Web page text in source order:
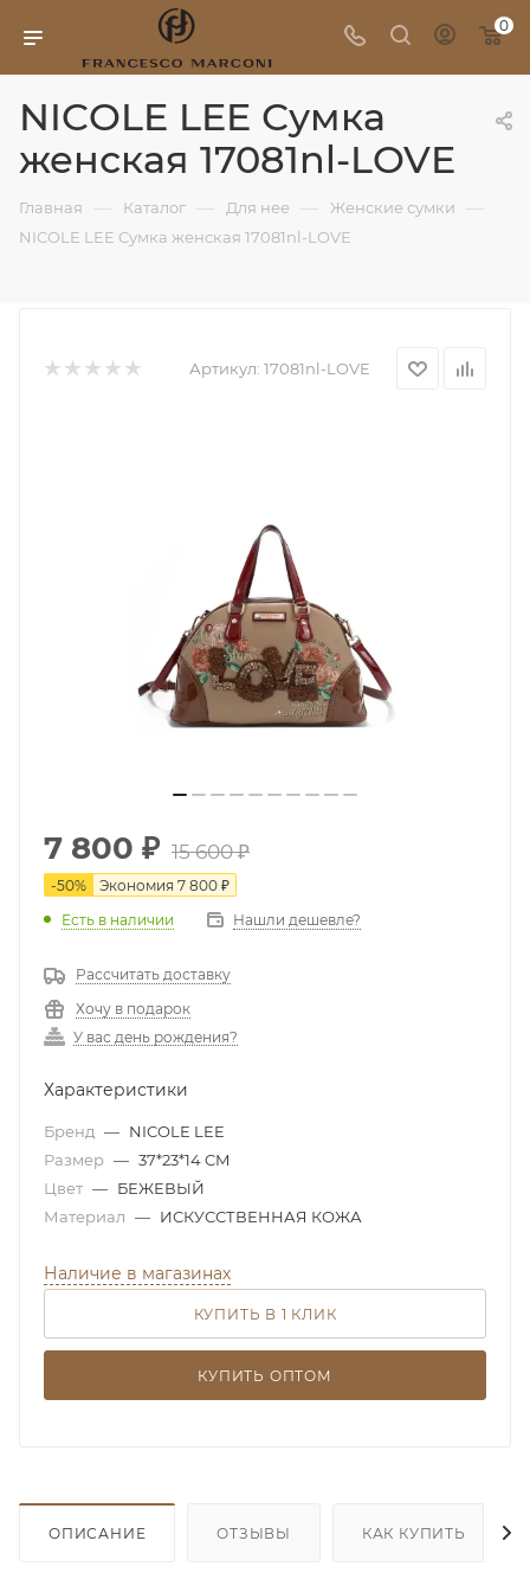
0
NICOLE LEE Сумка
женская 17081nl-LOVE
Главная — Каталог — Для нее — Женские сумки —
NICOLE LEE Сумка женская 17081nl-LOVE
Артикул: 17081nl-LOVE
7 800 ₽ 15 600₽
-50% Экономия 7 800 ₽
Есть в наличии
Нашли дешевле?
Рассчитать доставку
Хочу в подарок
У вас день рождения?
Характеристики
Бренд — NICOLE LEE
Размер — 37*23*14 CM
Цвет — БЕЖЕВЫЙ
Материал — ИСКУССТВЕННАЯ КОЖА
Наличие в магазинах
КУПИТЬ В 1 КЛИК
КУПИТЬ ОПТОМ
ОПИСАНИЕ ОТЗЫВЫ КАК КУПИТЬ